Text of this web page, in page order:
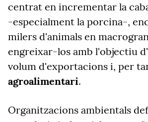
centrat en incrementar la
-especialment la porcina-,
milers d'animals en
engreixar-los amb l'objectiu
volum d'exportacions i, per
agroalimentari.
Organitzacions ambientals